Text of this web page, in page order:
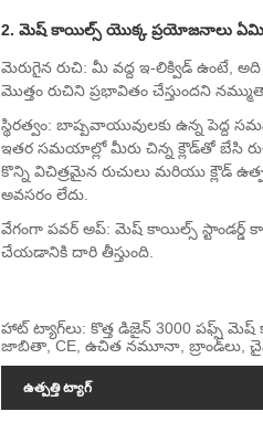
2. మెష్ కాయిల్స్ యొక్క ప్రయోజనాలు
మెరుగైన రుచి: మీ వద్ద ఇ-లిక్విడ్ ఉంటే,
మొత్తం రుచిని ప్రభావితం చేస్తుందని
స్థిరత్వం: బాష్పవాయువులకు ఉన్న పెద్ద
ఇతర సమయాల్లో మీరు చిన్న క్లౌడ్‌తో బేసి
కొన్ని విచిత్రమైన రుచులు మరియు క్లౌడ్
అవసరం లేదు.
వేగంగా పవర్ అప్: మెష్ కాయిల్స్
చేయడానికి దారి తీస్తుంది.
హాట్ ట్యాగ్‌లు: కొత్త డిజైన్ 3000 పఫ్స్
జాబితా, CE, ఉచిత నమూనా,
ఉత్పత్తి ట్యాగ్